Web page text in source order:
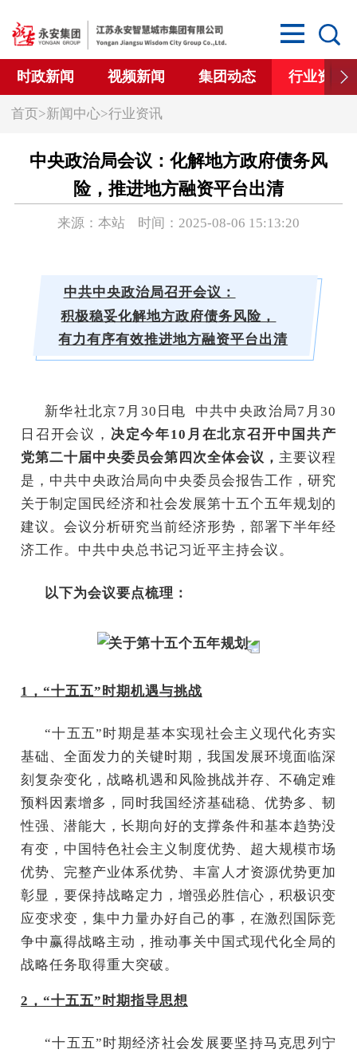
时政新闻 视频新闻 集团动态 行业资讯
首页>新闻中心>行业资讯
中央政治局会议：化解地方政府债务风
险，推进地方融资平台出清
来源：本站 时间：2025-08-06 15:13:20
中共中央政治局召开会议：
积极稳妥化解地方政府债务风险，
有力有序有效推进地方融资平台出清
新华社北京7月30日电 中共中央政治局7月30
日召开会议， 决定今年10月在北京召开中国共产
党第二十届中央委员会第四次全体会议， 主要议程
是，中共中央政治局向中央委员会报告工作，研究
关于制定国民经济和社会发展第十五个五年规划的
建议。会议分析研究当前经济形势，部署下半年经
济工作。中共中央总书记习近平主持会议。
以下为会议要点梳理：
关于第十五个五年规划
1，“十五五”时期机遇与挑战
“十五五”时期是基本实现社会主义现代化夯实
基础、全面发力的关键时期，我国发展环境面临深
刻复杂变化，战略机遇和风险挑战并存、不确定难
预料因素增多，同时我国经济基础稳、优势多、韧
性强、潜能大，长期向好的支撑条件和基本趋势没
有变，中国特色社会主义制度优势、超大规模市场
优势、完整产业体系优势、丰富人才资源优势更加
彰显，要保持战略定力，增强必胜信心，积极识变
应变求变，集中力量办好自己的事，在激烈国际竞
争中赢得战略主动，推动事关中国式现代化全局的
战略任务取得重大突破。
2，“十五五”时期指导思想
“十五五”时期经济社会发展要坚持马克思列宁